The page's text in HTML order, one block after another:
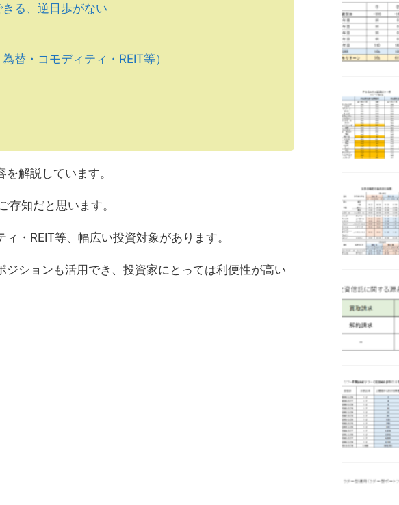
る、逆日歩がない
・コモディティ・REIT等）
解説しています。
存知だと思います。
・REIT等、幅広い投資対象があります。
ションも活用でき、投資家にとっては利便性が高い